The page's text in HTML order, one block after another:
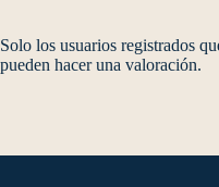
Solo los usuarios registrados
pueden hacer una valoración.